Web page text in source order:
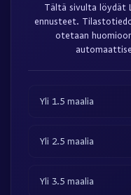
Tältä sivulta löydät
ennusteet.
otetaan
Yli 1.5 maalia
Yli 2.5 maalia
Yli 3.5 maalia